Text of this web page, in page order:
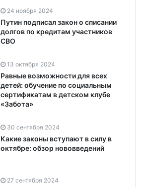
24 ноября 2024
Путин подписал закон о списании
долгов по кредитам участников
СВО
13 октября 2024
Равные возможности для всех
детей: обучение по социальным
сертификатам в детском клубе
«Забота»
30 сентября 2024
Какие законы вступают в силу в
октябре: обзор нововведений
27 сентября 2024